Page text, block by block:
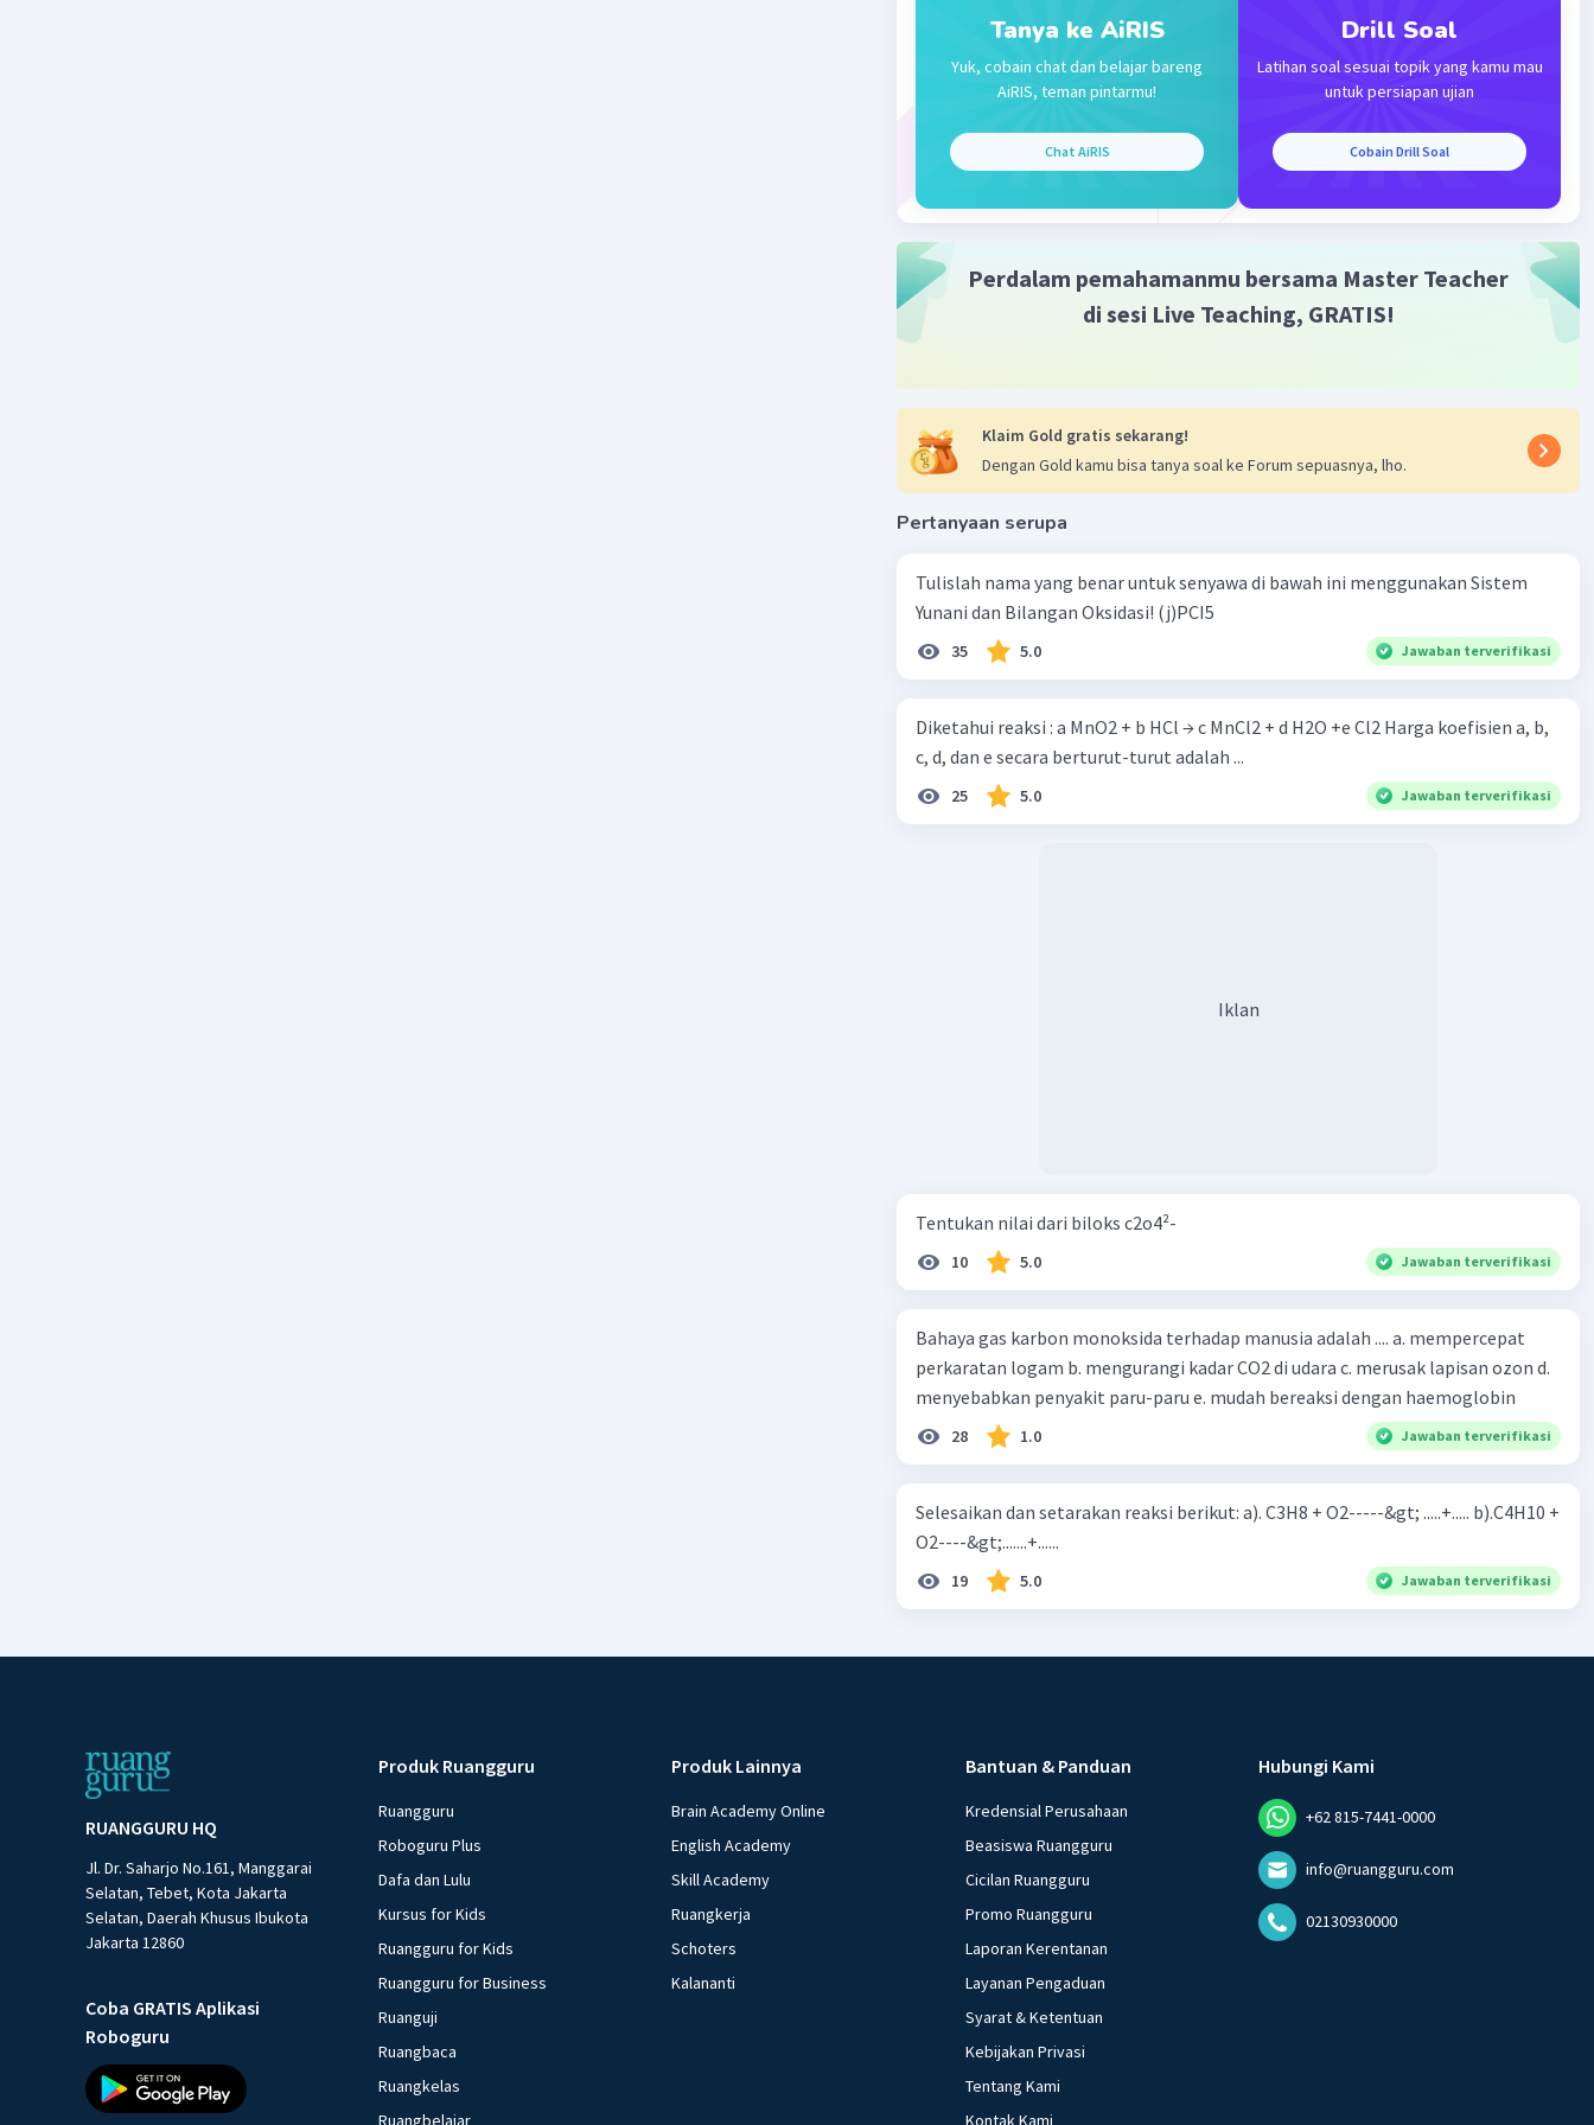
Beri Rating·0.0(0) Balas
Iklan
Tanya ke AiRIS
Yuk, cobain chat dan belajar bareng
AiRIS, teman pintarmu!
Chat AiRIS
Drill Soal
Latihan soal sesuai topik yang kamu mau
untuk persiapan ujian
Cobain Drill Soal
Perdalam pemahamanmu bersama Master Teacher
di sesi Live Teaching, GRATIS!
Klaim Gold gratis sekarang!
Dengan Gold kamu bisa tanya soal ke Forum sepuasnya, lho.
Pertanyaan serupa
Tulislah nama yang benar untuk senyawa di bawah ini menggunakan Sistem
Yunani dan Bilangan Oksidasi! (j)PCI5
35 5.0 Jawaban terverifikasi
Diketahui reaksi : a MnO2 + b HCl → c MnCl2 + d H2O +e Cl2 Harga koefisien a, b,
c, d, dan e secara berturut-turut adalah ...
25 5.0 Jawaban terverifikasi
Iklan
Tentukan nilai dari biloks c2o4²-
10 5.0 Jawaban terverifikasi
Bahaya gas karbon monoksida terhadap manusia adalah .... a. mempercepat
perkaratan logam b. mengurangi kadar CO2 di udara c. merusak lapisan ozon d.
menyebabkan penyakit paru-paru e. mudah bereaksi dengan haemoglobin
28 1.0 Jawaban terverifikasi
Selesaikan dan setarakan reaksi berikut: a). C3H8 + O2-----&gt; .....+..... b).C4H10 +
O2----&gt;.......+......
19 5.0 Jawaban terverifikasi
RUANGGURU HQ
Jl. Dr. Saharjo No.161, Manggarai
Selatan, Tebet, Kota Jakarta
Selatan, Daerah Khusus Ibukota
Jakarta 12860
Coba GRATIS Aplikasi
Roboguru
Produk Ruangguru
Ruangguru
Roboguru Plus
Dafa dan Lulu
Kursus for Kids
Ruangguru for Kids
Ruangguru for Business
Ruanguji
Ruangbaca
Ruangkelas
Ruangbelajar
Produk Lainnya
Brain Academy Online
English Academy
Skill Academy
Ruangkerja
Schoters
Kalananti
Bantuan & Panduan
Kredensial Perusahaan
Beasiswa Ruangguru
Cicilan Ruangguru
Promo Ruangguru
Laporan Kerentanan
Layanan Pengaduan
Syarat & Ketentuan
Kebijakan Privasi
Tentang Kami
Kontak Kami
Hubungi Kami
+62 815-7441-0000
info@ruangguru.com
02130930000